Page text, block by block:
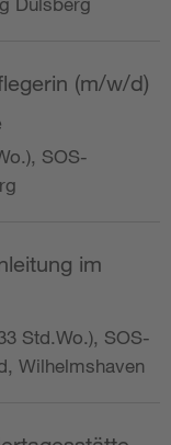
(m/w/d)
SOS-
im
Std.Wo.), SOS-
Wilhelmshaven